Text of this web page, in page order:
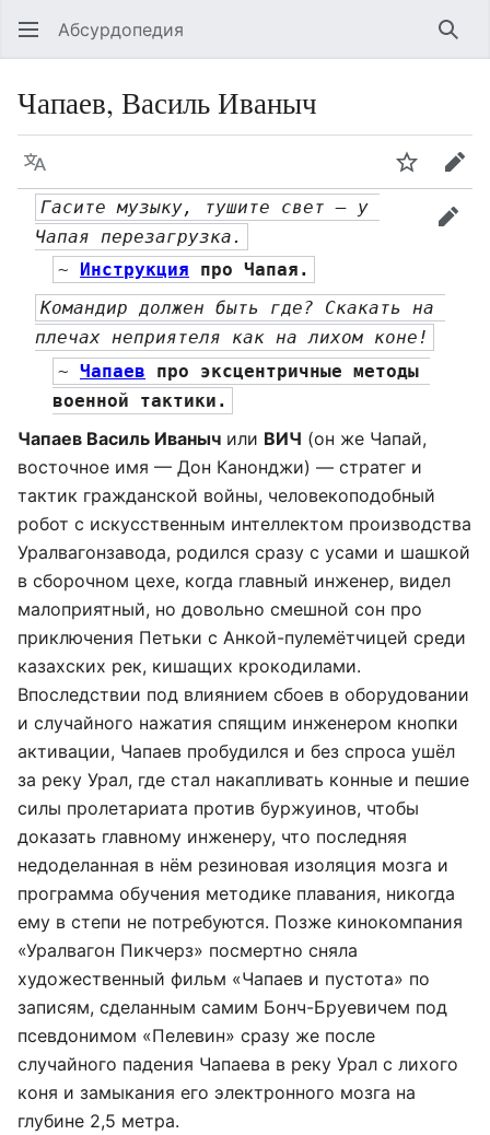
Абсурдопедия
Чапаев, Василь Иваныч
Язык
Гасите музыку, тушите свет — у
Чапая перезагрузка.
~
Инструкция про Чапая.
Командир должен быть где? Скакать на
плечах неприятеля как на лихом коне!
~ Чапаев про эксцентричные методы
военной тактики.
Чапаев Василь Иваныч или ВИЧ (он же Чапай,
восточное имя — Дон Канонджи) — стратег и
тактик гражданской войны, человекоподобный
робот с искусственным интеллектом производства
Уралвагонзавода, родился сразу с усами и шашкой
в сборочном цехе, когда главный инженер, видел
малоприятный, но довольно смешной сон про
приключения Петьки с Анкой-пулемётчицей среди
казахских рек, кишащих крокодилами.
Впоследствии под влиянием сбоев в оборудовании
и случайного нажатия спящим инженером кнопки
активации, Чапаев пробудился и без спроса ушёл
за реку Урал, где стал накапливать конные и пешие
силы пролетариата против буржуинов, чтобы
доказать главному инженеру, что последняя
недоделанная в нём резиновая изоляция мозга и
программа обучения методике плавания, никогда
ему в степи не потребуются. Позже кинокомпания
«Уралвагон Пикчерз» посмертно сняла
художественный фильм «Чапаев и пустота» по
записям, сделанным самим Бонч-Бруевичем под
псевдонимом «Пелевин» сразу же после
случайного падения Чапаева в реку Урал с лихого
коня и замыкания его электронного мозга на
глубине 2,5 метра.